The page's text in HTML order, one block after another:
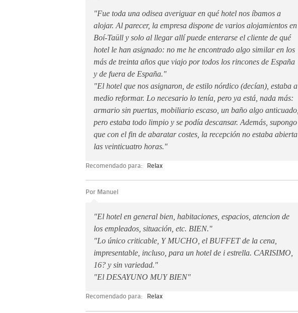
"Fue toda una odisea averiguar en qué hotel nos íbamos a
alojar. Al parecer, la empresa dispone de varios alojamientos en
Boí-Taüll y solo al llegar allí puede enterarse el cliente de qué
hotel le han asignado: no me he encontrado algo similar en los
más de treinta años que viajo por todos los rincones de España
y de fuera de España."
"El hotel que nos asignaron, de estilo nórdico (decían), estaba a
medio reformar. Lo necesario lo tenía, pero ya está, nada más:
armario sin puertas, mobiliario escaso, un baño algo anticuado,
pero estaba todo limpio y se podía descansar. Además, supongo
que con el fin de abaratar costes, la recepción no estaba abierta
las veinticuatro horas."
Recomendado para: Relax
Por Manuel
"El hotel en general bien, habitaciones, espacios, atencion de
los empleados, situación, etc. BIEN."
"Lo único criticable, Y MUCHO, el BUFFET de la cena,
impresentable, incluso, para un hotel de i estrella. CARISIMO,
16? y sin variedad."
"El DESAYUNO MUY BIEN"
Recomendado para: Relax